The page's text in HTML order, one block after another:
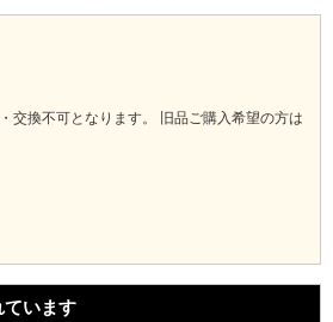
交換不可となります。 旧品ご購入希望の方は
ています